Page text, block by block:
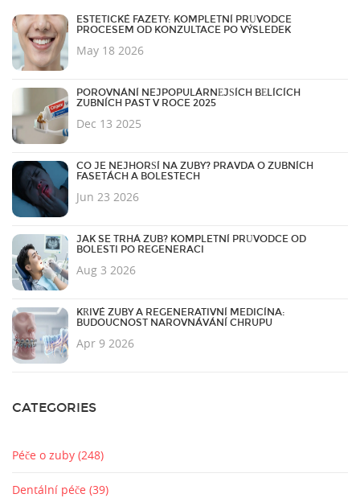
ESTETICKÉ FAZETY: KOMPLETNÍ PRŮVODCE
PROCESEM OD KONZULTACE PO VÝSLEDEK
May 18 2026
POROVNÁNÍ NEJPOPULÁRNĚJŠÍCH BĚLÍCÍCH
ZUBNÍCH PAST V ROCE 2025
Dec 13 2025
CO JE NEJHORŠÍ NA ZUBY? PRAVDA O ZUBNÍCH
FASETÁCH A BOLESTECH
Jun 23 2026
JAK SE TRHÁ ZUB? KOMPLETNÍ PRŮVODCE OD
BOLESTI PO REGENERACI
Aug 3 2026
KŘIVÉ ZUBY A REGENERATIVNÍ MEDICÍNA:
BUDOUCNOST NAROVNÁVÁNÍ CHRUPU
Apr 9 2026
CATEGORIES
Péče o zuby (248)
Dentální péče (39)